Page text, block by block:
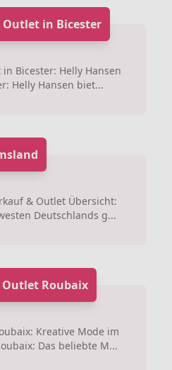
Outlet in Bicester
Bicester: Helly Hansen
Helly Hansen biet...
& Outlet Übersicht:
Deutschlands g...
Roubaix
Kreative Mode im
Das beliebte M...